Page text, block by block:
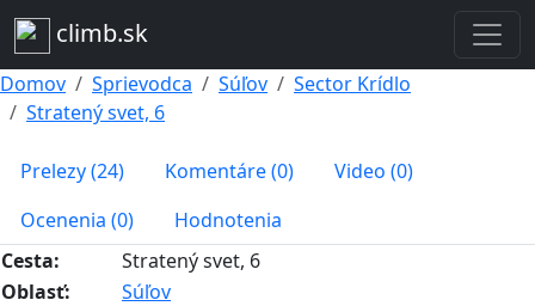
climb.sk
Domov Sprievodca Súľov
Sector Krídlo
Stratený svet, 6
Prelezy (24) Komentáre (0)
Video (0)
Ocenenia (0)
Hodnotenia
Cesta:
Stratený svet, 6
Oblasť:
Súľov